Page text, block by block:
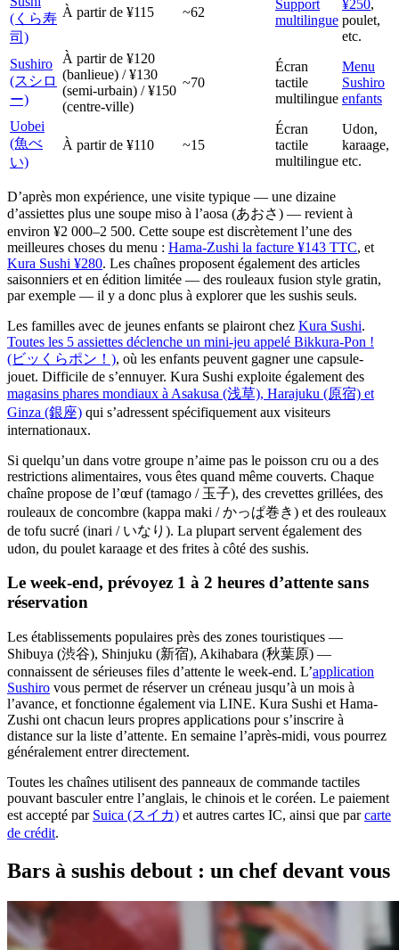
(くら寿
司)
À partir de ¥115 ~62
Support
multilingue
¥250,
poulet,
etc.
Sushiro
(スシロ
ー)
À partir de ¥120
(banlieue) / ¥130
(semi-urbain) / ¥150
(centre-ville)
~70
Écran
tactile
multilingue
Menu
Sushiro
enfants
Uobei
(魚べ
い)
À partir de ¥110 ~15
Écran
tactile
multilingue
Udon,
karaage,
etc.
D’après mon expérience, une visite typique — une dizaine
d’assiettes plus une soupe miso à l’aosa (あおさ) — revient à
environ ¥2 000–2 500. Cette soupe est discrètement l’une des
meilleures choses du menu : Hama-Zushi la facture ¥143 TTC, et
Kura Sushi ¥280. Les chaînes proposent également des articles
saisonniers et en édition limitée — des rouleaux fusion style gratin,
par exemple — il y a donc plus à explorer que les sushis seuls.
Les familles avec de jeunes enfants se plairont chez Kura Sushi.
Toutes les 5 assiettes déclenche un mini-jeu appelé Bikkura-Pon !
(ビッくらポン！), où les enfants peuvent gagner une capsule-
jouet. Difficile de s’ennuyer. Kura Sushi exploite également des
magasins phares mondiaux à Asakusa (浅草), Harajuku (原宿) et
Ginza (銀座) qui s’adressent spécifiquement aux visiteurs
internationaux.
Si quelqu’un dans votre groupe n’aime pas le poisson cru ou a des
restrictions alimentaires, vous êtes quand même couverts. Chaque
chaîne propose de l’œuf (tamago / 玉子), des crevettes grillées, des
rouleaux de concombre (kappa maki / かっぱ巻き) et des rouleaux
de tofu sucré (inari / いなり). La plupart servent également des
udon, du poulet karaage et des frites à côté des sushis.
Le week-end, prévoyez 1 à 2 heures d’attente sans
réservation
Les établissements populaires près des zones touristiques —
Shibuya (渋谷), Shinjuku (新宿), Akihabara (秋葉原) —
connaissent de sérieuses files d’attente le week-end. L’application
Sushiro vous permet de réserver un créneau jusqu’à un mois à
l’avance, et fonctionne également via LINE. Kura Sushi et Hama-
Zushi ont chacun leurs propres applications pour s’inscrire à
distance sur la liste d’attente. En semaine l’après-midi, vous pourrez
généralement entrer directement.
Toutes les chaînes utilisent des panneaux de commande tactiles
pouvant basculer entre l’anglais, le chinois et le coréen. Le paiement
est accepté par Suica (スイカ) et autres cartes IC, ainsi que parcarte
de crédit.
Bars à sushis debout : un chef devant vous